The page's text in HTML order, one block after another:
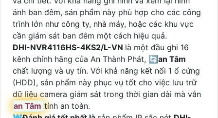
ảnh ban đêm, sản phẩm này phù hợp cho các công
trình lớn như công ty, nhà máy, hoặc các khu vực
cần giám sát ban đêm một cách hiệu quả.
DHI-NVR4116HS-4KS2/L-VN là một đầu ghi 16
kênh chính hãng của An Thành Phát, 🔄an Tâm
chất lượng và uy tín. Với khả năng kết nối 1 ổ cứng
(HDD), sản phẩm này phục vụ tốt cho việc lưu trữ
dữ liệu camera giám sát trong thời gian dài mà vẫn
an Tâm tính an toàn.